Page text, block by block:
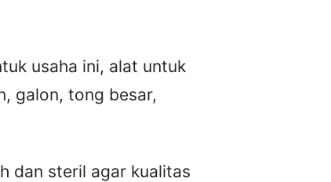
usaha ini, alat untuk
galon, tong besar,
dan steril agar kualitas